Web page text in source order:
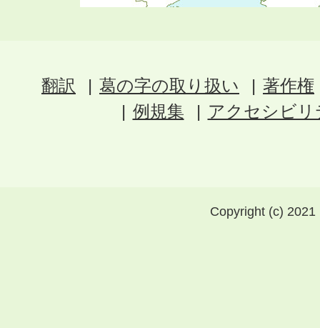
翻訳 葛の字の取り扱い
著作権
例規集
アクセシビ
Copyright (c)